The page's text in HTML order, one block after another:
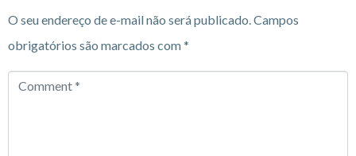
O seu endereço de e-mail não será publicado.Campos
obrigatórios são marcados com*
Comment